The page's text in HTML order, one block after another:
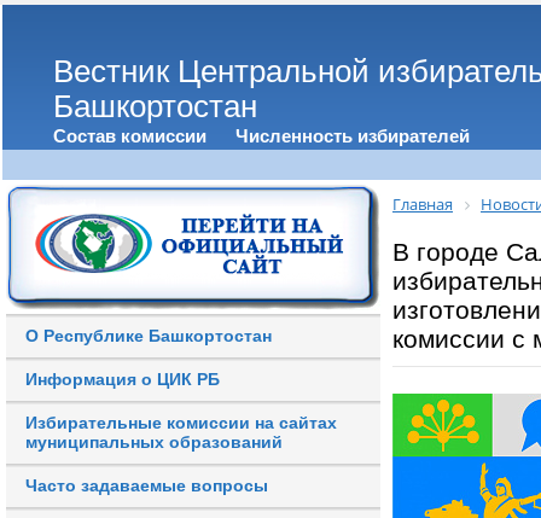
Вестник Центральной
Башкортостан
Состав комиссии Численность избирателей
О Республике Башкортостан
Информация о ЦИК РБ
Избирательные комиссии на сайтах
муниципальных образований
Часто задаваемые вопросы
Главная
В городе
комиссии